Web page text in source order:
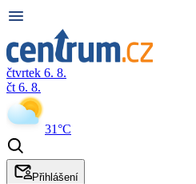
čtvrtek 6. 8.
čt 6. 8.
31°C
Přihlášení